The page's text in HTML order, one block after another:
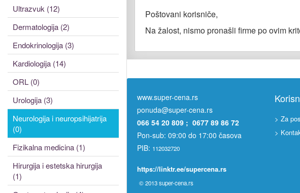
Ultrazvuk (12)
Dermatologija (2)
Endokrinologija (3)
Kardiologija (14)
ORL (0)
Urologija (3)
Neurologija i neuropsihijatrija
(0)
Fizikalna medicina (1)
Hirurgija i estetska hirurgija
(1)
Poštovani korisniče,
Na žalost, nismo pronašli firme po ovim
www.super-cena.rs
ponuda@super-cena.rs
066 54 20 809 ; 0677 89 86 72
Pon-sub: 09:00 do 17:00 časova
PIB: 112032720
https://linktr.ee/supercena.rs
© 2013super-cena.rs
> Za
>